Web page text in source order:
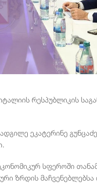
რესპუბლიკის
ეკატერინე
სფეროში
ზრდის მაჩვენებლებსა